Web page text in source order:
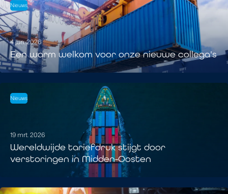
Nieuws
4 jun. 2026
Een warm welkom voor onze nieuwe collega's
Nieuws
19 mrt. 2026
Wereldwijde tariefdruk stijgt door
verstoringen in Midden-Oosten